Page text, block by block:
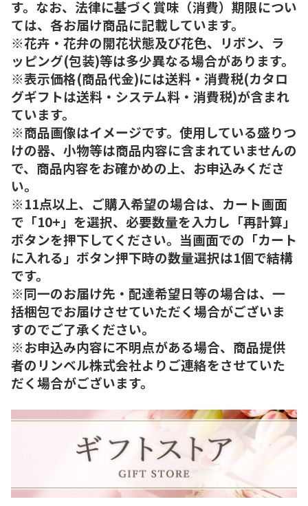
す。なお、法律に基づく賞味（消費）期限につい
ては、各お届け商品に記載しています。
※花卉・花弁の開花状態及び花色、リボン、ラ
ッピング(包装)等は多少異なる場合があります。
※表示価格(商品代金)には送料・消費税(カタロ
グギフトは送料・システム料・消費税)が含まれ
ています。
※商品画像はイメージです。使用している盛りつ
けの器、小物等は商品内容に含まれていませんの
で、商品内容をお確かめの上、お申込みくださ
い。
※11点以上、ご購入希望の場合は、カート画面
で「10+」を選択、必要数量を入力し「再計算」
ボタンを押下してください。当画面での「カート
に入れる」ボタン押下時の数量選択は1個で結構
です。
※同一のお届け先・配達希望日等の場合は、一
括梱包でお届けさせていただく場合がございま
すのでご了承ください。
※お申込み内容に不明点がある場合、商品提供
者のリンベル株式会社よりご連絡をさせていた
だく場合がございます。